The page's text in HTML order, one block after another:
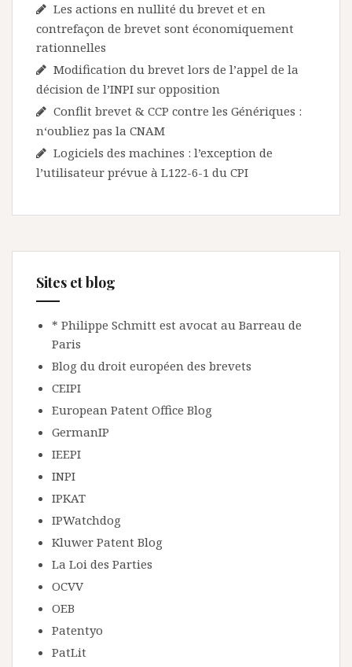
Les actions en nullité du brevet et en
contrefaçon de brevet sont économiquement
rationnelles
Modification du brevet lors de l’appel de la
décision de l’INPI sur opposition
Conflit brevet & CCP contre les Génériques :
n‘oubliez pas la CNAM
Logiciels des machines : l’exception de
l’utilisateur prévue à L122-6-1 du CPI
Sites et blog
* Philippe Schmitt est avocat au Barreau de
Paris
Blog du droit européen des brevets
CEIPI
European Patent Office Blog
GermanIP
IEEPI
INPI
IPKAT
IPWatchdog
Kluwer Patent Blog
La Loi des Parties
OCVV
OEB
Patentyo
PatLit